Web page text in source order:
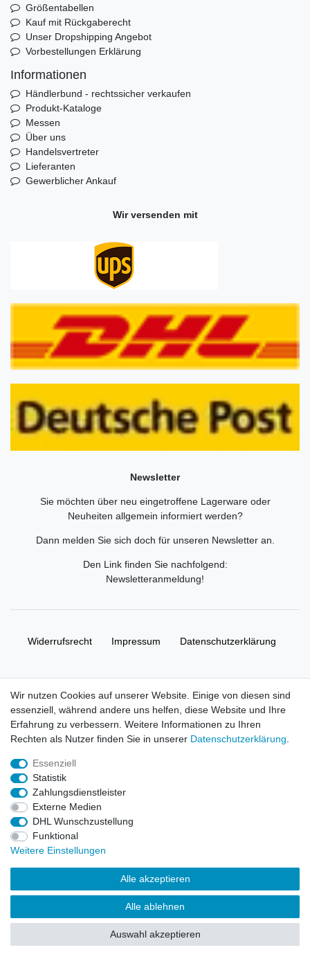
Größentabellen
Kauf mit Rückgaberecht
Unser Dropshipping Angebot
Vorbestellungen Erklärung
Informationen
Händlerbund - rechtssicher verkaufen
Produkt-Kataloge
Messen
Über uns
Handelsvertreter
Lieferanten
Gewerblicher Ankauf
Wir versenden mit
Newsletter
Sie möchten über neu eingetroffene Lagerware oder
Neuheiten allgemein informiert werden?
Dann melden Sie sich doch für unseren Newsletter an.
Den Link finden Sie nachfolgend:
Newsletteranmeldung!
Widerrufs­recht Impressum Daten­schutz­erklärung
© Copyright 2026 | Alle Rechte vorbehalten. HL-
Handelsgesellschaft mbH.
Alle Markennamen, Warenzeichen sowie sämtliche Produktbilder
und Beschreibungen sind Eigentum Ihrer rechtmäßigen
Eigentümer und dienen hier nur der Beschreibung.
Preise nur für registrierte Händler, ansonsten zeigt der Shop 0,00
€
LEGO, das LEGO Logo, die Minifigur, DUPLO, LEGENDS OF
CHIMA, NINJAGO, BIONICLE, MINDSTORMS und MIXELS sind
urheberrechtlich geschützte Markenzeichen der LEGO Gruppe.
Wir nutzen Cookies auf unserer Website. Einige von diesen sind
essenziell, während andere uns helfen, diese Website und Ihre
Erfahrung zu verbessern. Weitere Informationen zu Ihren
Rechten als Nutzer finden Sie in unserer Daten­schutz­erklärung
Essenziell
Statistik
Zahlungsdienstleister
Externe Medien
DHL Wunschzustellung
Funktional
Weitere Einstellungen
Alle akzeptieren
Alle ablehnen
Auswahl akzeptieren